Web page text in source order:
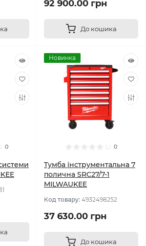
92 900.00 грн
До кошика
0
Новинка
0
Тумба інструментальна 7
полична SRC27/7-1
MILWAUKEE
Код товару: 4932498252
37 630.00 грн
До кошика